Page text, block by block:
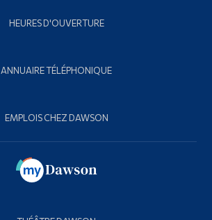
HEURES D'OUVERTURE
ANNUAIRE TÉLÉPHONIQUE
EMPLOIS CHEZ DAWSON